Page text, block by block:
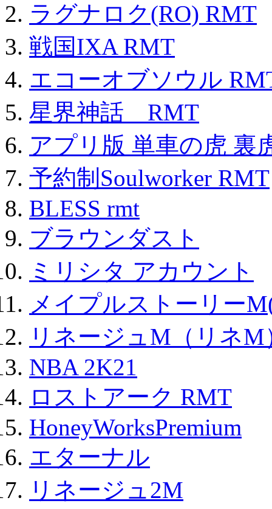
ラグナロク(RO) RMT
戦国IXA RMT
エコーオブソウル
星界神話 RMT
アプリ版 単車の虎 裏
予約制Soulworker RMT
BLESS rmt
ブラウンダスト
ミリシタ アカウント
メイプルストーリー
リネージュM（リネM
NBA 2K21
ロストアーク RMT
HoneyWorksPremium
エターナル
リネージュ2M